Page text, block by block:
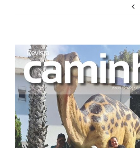
View
Larger
Image